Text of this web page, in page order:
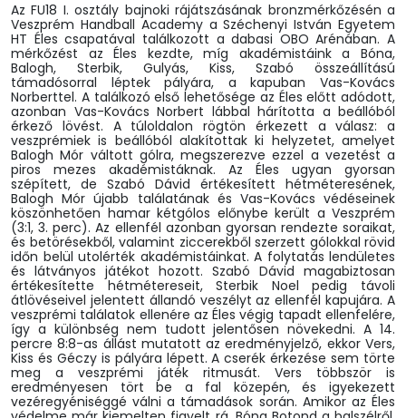
Az FU18 I. osztály bajnoki rájátszásának bronzmérkőzésén a
Veszprém Handball Academy a Széchenyi István Egyetem
HT Éles csapatával találkozott a dabasi OBO Arénában. A
mérkőzést az Éles kezdte, míg akadémistáink a Bóna,
Balogh, Sterbik, Gulyás, Kiss, Szabó összeállítású
támadósorral léptek pályára, a kapuban Vas-Kovács
Norberttel. A találkozó első lehetősége az Éles előtt adódott,
azonban Vas-Kovács Norbert lábbal hárította a beállóból
érkező lövést. A túloldalon rögtön érkezett a válasz: a
veszprémiek is beállóból alakítottak ki helyzetet, amelyet
Balogh Mór váltott gólra, megszerezve ezzel a vezetést a
piros mezes akadémistáknak. Az Éles ugyan gyorsan
szépített, de Szabó Dávid értékesített hétméteresének,
Balogh Mór újabb találatának és Vas-Kovács védéseinek
köszönhetően hamar kétgólos előnybe került a Veszprém
(3:1, 3. perc). Az ellenfél azonban gyorsan rendezte soraikat,
és betörésekből, valamint ziccerekből szerzett gólokkal rövid
időn belül utolérték akadémistáinkat. A folytatás lendületes
és látványos játékot hozott. Szabó Dávid magabiztosan
értékesítette hétmétereseit, Sterbik Noel pedig távoli
átlövéseivel jelentett állandó veszélyt az ellenfél kapujára. A
veszprémi találatok ellenére az Éles végig tapadt ellenfelére,
így a különbség nem tudott jelentősen növekedni. A 14.
percre 8:8-as állást mutatott az eredményjelző, ekkor Vers,
Kiss és Géczy is pályára lépett. A cserék érkezése sem törte
meg a veszprémi játék ritmusát. Vers többször is
eredményesen tört be a fal közepén, és igyekezett
vezéregyéniséggé válni a támadások során. Amikor az Éles